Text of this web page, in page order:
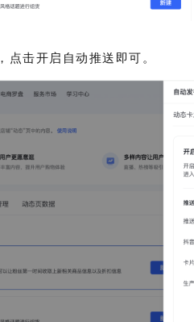
点击开启自动推送即可。